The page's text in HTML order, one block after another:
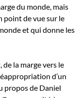
du monde, mais
point de vue sur le
et qui donne les
de la marge vers le
d’un
propos de Daniel